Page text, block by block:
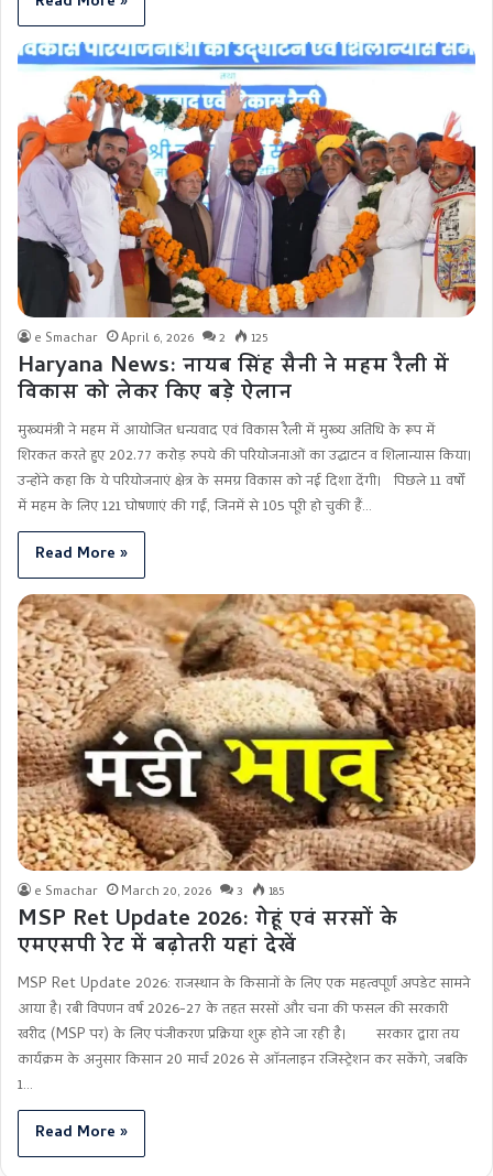
e Smachar April 6, 2026 2 125
Haryana News: नायब सिंह सैनी ने महम रैली में
विकास को लेकर किए बड़े ऐलान
मुख्यमंत्री ने महम में आयोजित धन्यवाद एवं विकास रैली में मुख्य अतिथि के रूप में
शिरकत करते हुए 202.77 करोड़ रुपये की परियोजनाओं का उद्घाटन व शिलान्यास किया।
उन्होंने कहा कि ये परियोजनाएं क्षेत्र के समग्र विकास को नई दिशा देंगी। पिछले 11 वर्षों
में महम के लिए 121 घोषणाएं की गईं, जिनमें से 105 पूरी हो चुकी हैं…
Read More »
e Smachar March 20, 2026 3 185
MSP Ret Update 2026: गेहूं एवं सरसों के
एमएसपी रेट में बढ़ोतरी यहां देखें
MSP Ret Update 2026: राजस्थान के किसानों के लिए एक महत्वपूर्ण अपडेट सामने
आया है। रबी विपणन वर्ष 2026-27 के तहत सरसों और चना की फसल की सरकारी
खरीद (MSP पर) के लिए पंजीकरण प्रक्रिया शुरू होने जा रही है। सरकार द्वारा तय
कार्यक्रम के अनुसार किसान 20 मार्च 2026 से ऑनलाइन रजिस्ट्रेशन कर सकेंगे, जबकि
1…
Read More »